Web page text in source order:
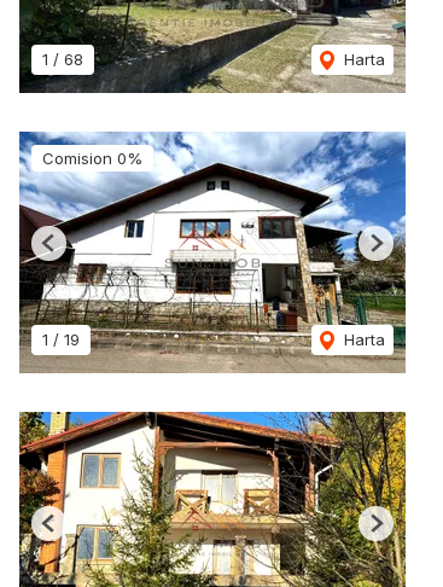
1 / 68 Harta
Comision 0%
1 / 19 Harta
Previous Next
Previous Next